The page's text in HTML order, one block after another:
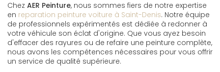
Chez AER Peinture, nous sommes fiers de notre expertise
en reparation peinture voiture à Saint-Denis. Notre équipe
de professionnels expérimentés est dédiée à redonner à
votre véhicule son éclat d'origine. Que vous ayez besoin
d'effacer des rayures ou de refaire une peinture complète,
nous avons les compétences nécessaires pour vous offrir
un service de qualité supérieure.